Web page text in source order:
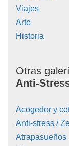
Viajes
Arte
Historia
Otras
Anti-
Acogedor y
Anti-stress /
Atrapasueños